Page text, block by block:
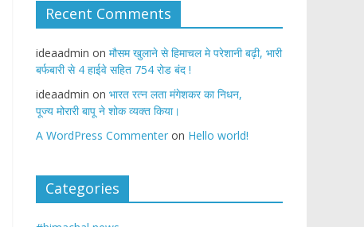
Recent Comments
ideaadmin on मौसम खुलाने से हिमाचल मे परेशानी बढ़ी, भारी
बर्फबारी से 4 हाईवे सहित 754 रोड बंद !
ideaadmin on भारत रत्न लता मंगेशकर का निधन,
पूज्य मोरारी बापू ने शोक व्यक्त किया।
A WordPress Commenter on Hello world!
Categories